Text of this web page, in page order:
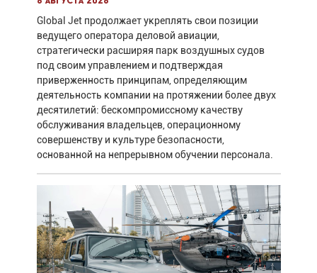
Global Jet продолжает укреплять свои позиции
ведущего оператора деловой авиации,
стратегически расширяя парк воздушных судов
под своим управлением и подтверждая
приверженность принципам, определяющим
деятельность компании на протяжении более двух
десятилетий: бескомпромиссному качеству
обслуживания владельцев, операционному
совершенству и культуре безопасности,
основанной на непрерывном обучении персонала.